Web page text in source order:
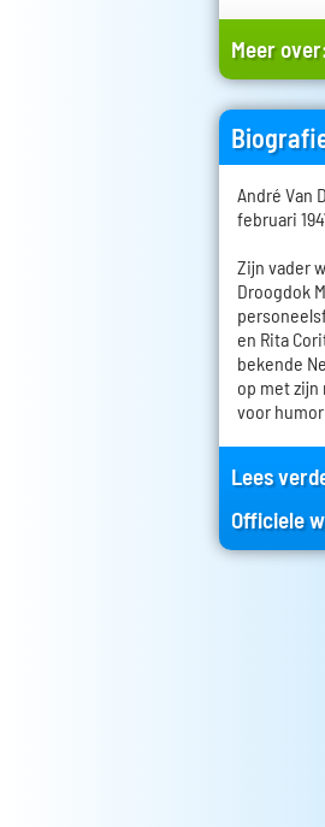
Meer
André Van
februari
Zijn vader
Droogdok
en Rita
bekende
op met zijn
voor
Lees
Officiele